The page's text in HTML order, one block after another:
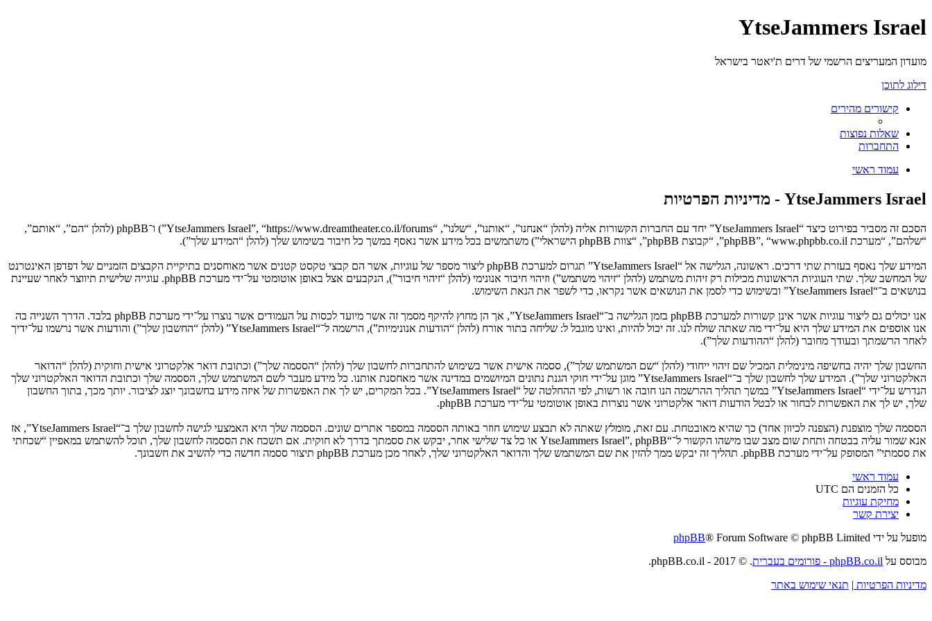
YtseJammers Israel
מועדון המעריצים הרשמי של דרים ת'יאטר בישראל
דילוג לתוכן
קישורים מהירים
שאלות נפוצות
התחברות
עמוד ראשי
YtseJammers Israel - מדיניות הפרטיות
הסכם זה מסביר בפירוט כיצד “YtseJammers Israel” יחד עם החברות הקשורות אליה (להלן “אנחנו”, “אותנו”, “שלנו”, “YtseJammers Israel”, “https://www.dreamtheater.co.il/forums”) ו־phpBB (להלן “הם”, “אותם”,
“שלהם”, “מערכת phpBB”, “www.phpbb.co.il”, “קבוצת phpBB”, “צוות phpBB הישראלי”) משתמשים בכל מידע אשר נאסף במשך כל חיבור בשימוש שלך (להלן “המידע שלך”).
המידע שלך נאסף בעזרת שתי דרכים. ראשונה, הגלישה אל “YtseJammers Israel” תגרום למערכת phpBB ליצור מספר של עוגיות, אשר הם קבצי טקסט קטנים אשר מאוחסנים בתיקיית הקבצים הזמניים של דפדפן האינטרנט
של המחשב שלך. שתי העוגיות הראשונות מכילות רק זיהות משתמש (להלן “זיהוי משתמש”) וזיהוי חיבור אנונימי (להלן “זיהוי חיבור”), הנקבעים אצל באופן אוטומטי על־ידי מערכת phpBB. עוגייה שלישית תיווצר לאחר שעיינת
בנושאים ב־“YtseJammers Israel” ובשימוש כדי לסמן את הנושאים אשר נקראו, כדי לשפר את הנאת השימוש.
אנו יכולים גם ליצור עוגיות אשר אינן קשורות למערכת phpBB בזמן הגלישה ב־“YtseJammers Israel”, אך הן מחוץ להיקף מסמך זה אשר מיועד לכסות על העמודים אשר נוצרו על־ידי מערכת phpBB בלבד. הדרך השנייה בה
אנו אוספים את המידע שלך היא על־ידי מה שאתה שולח לנו. זה יכול להיות, ואינו מוגבל ל: שליחה בתור אורח (להלן “הודעות אנונימיות”), הרשמה ל־“YtseJammers Israel” (להלן “החשבון שלך”) והודעות אשר נרשמו על־ידיך
לאחר הרשמתך ובעודך מחובר (להלן “ההודעות שלך”).
החשבון שלך יהיה בחשיפה מינימלית המכיל שם זיהוי ייחודי (להלן “שם המשתמש שלך”), ססמה אישית אשר בשימוש להתחברות לחשבון שלך (להלן “הססמה שלך”) וכתובת דואר אלקטרוני אישית וחוקית (להלן “הדואר
האלקטרוני שלך”). המידע שלך לחשבון שלך ב־“YtseJammers Israel” מוגן על־ידי חוקי הגנת נתונים המיושמים במדינה אשר מאחסנת אותנו. כל מידע מעבר לשם המשתמש שלך, הססמה שלך וכתובת הדואר האלקטרוני שלך
הנדרש על־ידי “YtseJammers Israel” במשך תהליך ההרשמה הנו חובה או רשות, לפי ההחלטה של “YtseJammers Israel”. בכל המקרים, יש לך את האפשרות של איזה מידע בחשבונך יוצג לציבור. יותך מכך, בתוך החשבון
שלך, יש לך את האפשרות לבחור או לבטל הודעות דואר אלקטרוני אשר נוצרות באופן אוטומטי על־ידי מערכת phpBB.
הססמה שלך מוצפנת (הצפנה לכיוון אחד) כך שהיא מאובטחת. עם זאת, מומלץ שאתה לא תבצע שימוש חוזר באותה הססמה במספר אתרים שונים. הססמה שלך היא האמצעי לגישה לחשבון שלך ב־“YtseJammers Israel”, אז
אנא שמור עליה בבטחה ותחת שום מצב שבו מישהו הקשור ל־“YtseJammers Israel”, phpBB או כל צד שלישי אחר, יבקש את ססמתך בדרך לא חוקית. אם תשכח את הססמה לחשבון שלך, תוכל להשתמש במאפיין “שכחתי
את ססמתי” המסופק על־ידי מערכת phpBB. תהליך זה יבקש ממך להזין את שם המשתמש שלך והדואר האלקטרוני שלך, לאחר מכן מערכת phpBB תיצור ססמה חדשה כדי להשיב את חשבונך.
עמוד ראשי
כל הזמנים הם UTC
מחיקת עוגיות
יצירת קשר
מופעל על ידי
phpBB® Forum Software © phpBB Limited
מבוסס על phpBB.co.il - פורומים בעברית
. © 2017 - phpBB.co.il.
מדיניות הפרטיות | תנאי שימוש באתר